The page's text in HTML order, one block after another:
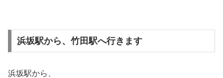
浜坂駅から、竹田駅へ行きます
浜坂駅から、